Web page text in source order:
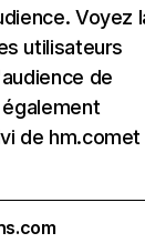
Voyez
utilisateurs
de
de hm.comet